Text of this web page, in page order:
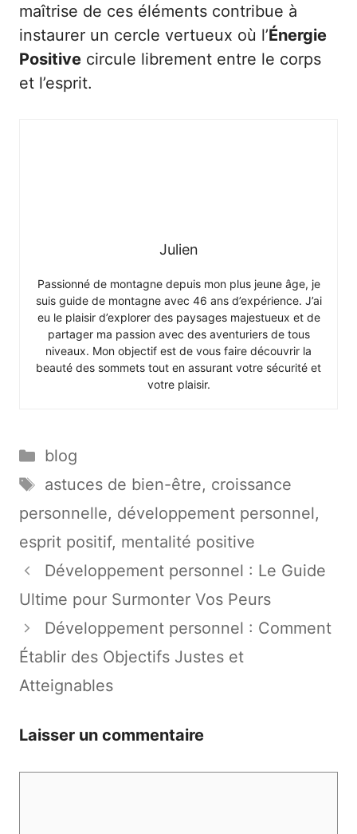
maîtrise de ces éléments contribue à
instaurer un cercle vertueux où l’Énergie
Positive circule librement entre le corps
et l’esprit.
Julien
Passionné de montagne depuis mon plus jeune âge, je
suis guide de montagne avec 46 ans d’expérience. J’ai
eu le plaisir d’explorer des paysages majestueux et de
partager ma passion avec des aventuriers de tous
niveaux. Mon objectif est de vous faire découvrir la
beauté des sommets tout en assurant votre sécurité et
votre plaisir.
Catégories
blog
Étiquettes
astuces de bien-être, croissance
personnelle, développement personnel,
esprit positif, mentalité positive
Développement personnel : Le Guide
Ultime pour Surmonter Vos Peurs
Développement personnel : Comment
Établir des Objectifs Justes et
Atteignables
Laisser un commentaire